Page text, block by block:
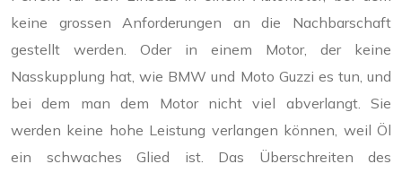
keine grossen Anforderungen an die Nachbarschaft
gestellt werden. Oder in einem Motor, der keine
Nasskupplung hat, wie BMW und Moto Guzzi es tun, und
bei dem man dem Motor nicht viel abverlangt. Sie
werden keine hohe Leistung verlangen können, weil Öl
ein schwaches Glied ist. Das Überschreiten des